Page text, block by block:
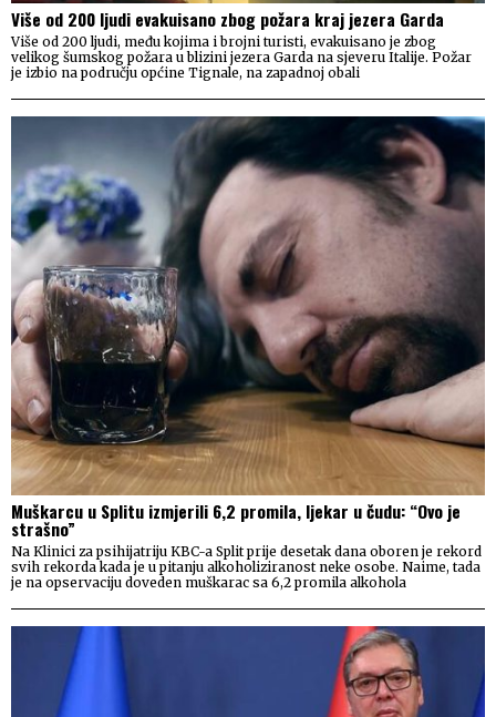
Više od 200 ljudi evakuisano zbog požara kraj jezera Garda
Više od 200 ljudi, među kojima i brojni turisti, evakuisano je zbog
velikog šumskog požara u blizini jezera Garda na sjeveru Italije. Požar
je izbio na području općine Tignale, na zapadnoj obali
Muškarcu u Splitu izmjerili 6,2 promila, ljekar u čudu: “Ovo je
strašno”
Na Klinici za psihijatriju KBC-a Split prije desetak dana oboren je rekord
svih rekorda kada je u pitanju alkoholiziranost neke osobe. Naime, tada
je na opservaciju doveden muškarac sa 6,2 promila alkohola